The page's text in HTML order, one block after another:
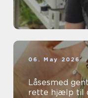
06. May 2026
Låsesmed gentofte sådan
rette hjælp til